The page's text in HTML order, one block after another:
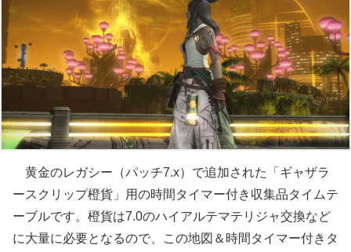
黄金のレガシー（パッチ7.x）で追加された「ギャザラ
ースクリップ橙貨」用の時間タイマー付き収集品タイムテ
ーブルです。橙貨は7.0のハイアルテマテリジャ交換など
に大量に必要となるので、この地図＆時間タイマー付きタ